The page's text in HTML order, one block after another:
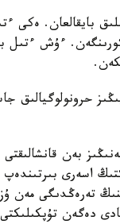
ايقىن ايىرماشىلىق
ءۇش ءتىل
بەن قانشالىقتى
اسەرى بىرتىندەپ
تەرەڭدىگى مەن
دەگەن